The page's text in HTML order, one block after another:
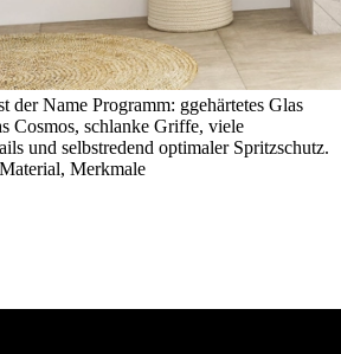
der Name Programm: ggehärtetes Glas
Cosmos, schlanke Griffe, viele
und selbstredend optimaler Spritzschutz.
Merkmale